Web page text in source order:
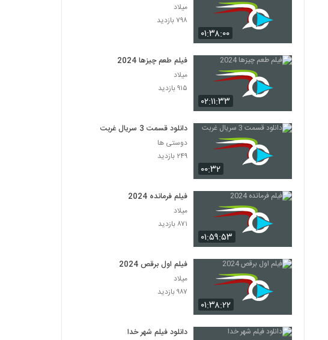
۰۱:۳۸:۰۰
میلاد
۷۹۸ بازدید
۰۲:۱۱:۳۳
فیلم طعم چیزها 2024
میلاد
۹۱۵ بازدید
۰۰:۳۲
دانلود قسمت 3 سریال غربت
دوستی ها
۲۴۹ بازدید
۰۱:۵۹:۵۳
فیلم فرمانده 2024
میلاد
۸۷۱ بازدید
۰۱:۳۸:۲۲
فیلم اول برقص 2024
میلاد
۹۸۷ بازدید
دانلود فیلم شهر خدا